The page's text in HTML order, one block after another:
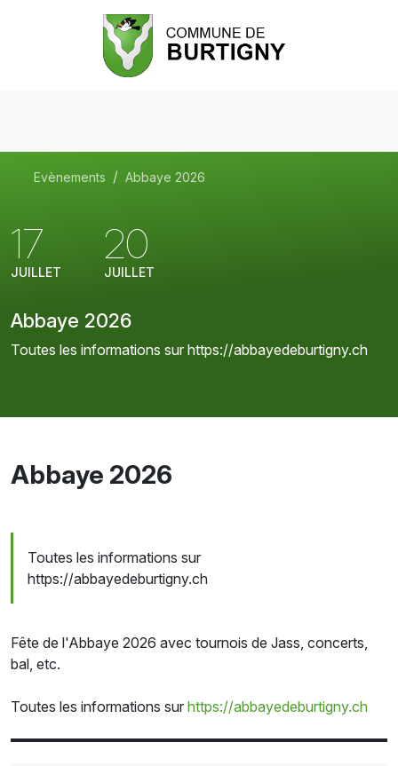
Evènements Abbaye 2026
17
JUILLET
20
JUILLET
Abbaye 2026
Toutes les informations sur https://abbayedeburtigny.ch
Abbaye 2026
Toutes les informations sur
https://abbayedeburtigny.ch
Fête de l'Abbaye 2026 avec tournois de Jass, concerts,
bal, etc.
Toutes les informations sur https://abbayedeburtigny.ch